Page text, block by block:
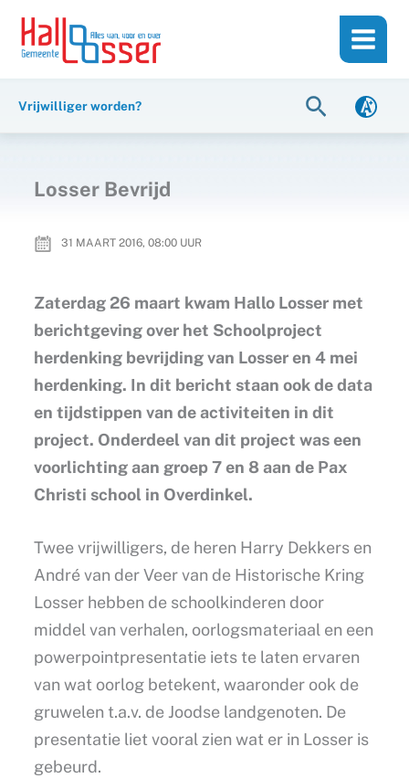
inhoud
naar
Vrijwilliger worden? Zoeken
Losser Bevrijd
31 MAART 2016, 08:00UUR
Zaterdag 26 maart kwam Hallo Losser met
berichtgeving over het Schoolproject
herdenking bevrijding van Losser en 4 mei
herdenking. In dit bericht staan ook de data
en tijdstippen van de activiteiten in dit
project. Onderdeel van dit project was een
voorlichting aan groep 7 en 8 aan de Pax
Christi school in Overdinkel.
Twee vrijwilligers, de heren Harry Dekkers en
André van der Veer van de Historische Kring
Losser hebben de schoolkinderen door
middel van verhalen, oorlogsmateriaal en een
powerpointpresentatie iets te laten ervaren
van wat oorlog betekent, waaronder ook de
gruwelen t.a.v. de Joodse landgenoten. De
presentatie liet vooral zien wat er in Losser is
gebeurd.